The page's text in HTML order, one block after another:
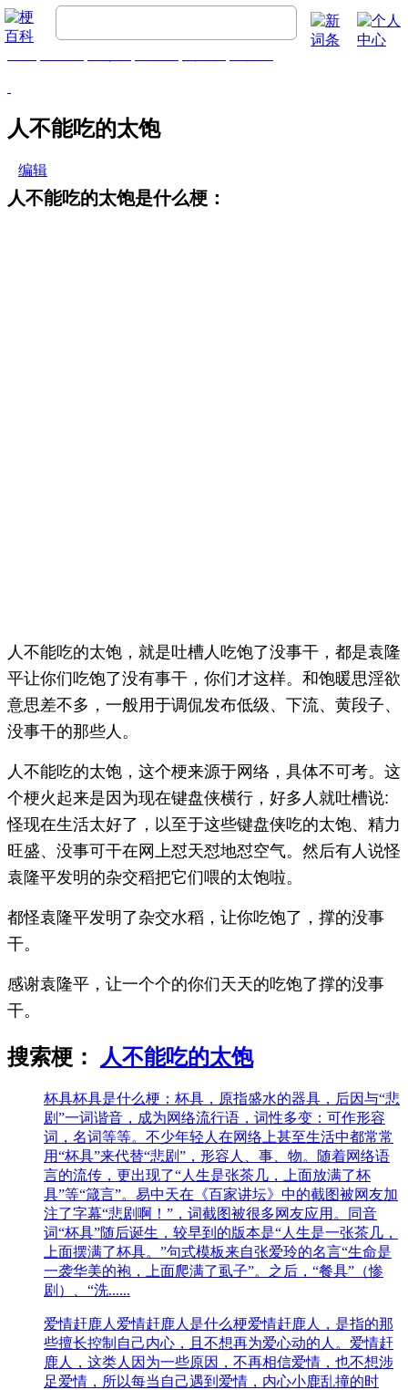
人不能吃的太饱
编辑
人不能吃的太饱是什么梗：
人不能吃的太饱，就是吐槽人吃饱了没事干，都是袁隆
平让你们吃饱了没有事干，你们才这样。和饱暖思淫欲
意思差不多，一般用于调侃发布低级、下流、黄段子、
没事干的那些人。
人不能吃的太饱，这个梗来源于网络，具体不可考。这
个梗火起来是因为现在键盘侠横行，好多人就吐槽说:
怪现在生活太好了，以至于这些键盘侠吃的太饱、精力
旺盛、没事可干在网上怼天怼地怼空气。然后有人说怪
袁隆平发明的杂交稻把它们喂的太饱啦。
都怪袁隆平发明了杂交水稻，让你吃饱了，撑的没事
干。
感谢袁隆平，让一个个的你们天天的吃饱了撑的没事
干。
搜索梗： 人不能吃的太饱
杯具杯具是什么梗：杯具，原指盛水的器具，后因与“悲
剧”一词谐音，成为网络流行语，词性多变：可作形容
词，名词等等。不少年轻人在网络上甚至生活中都常常
用“杯具”来代替“悲剧”，形容人、事、物。随着网络语
言的流传，更出现了“人生是张茶几，上面放满了杯
具”等“箴言”。易中天在《百家讲坛》中的截图被网友加
注了字幕“悲剧啊！”，词截图被很多网友应用。同音
词“杯具”随后诞生，较早到的版本是“人生是一张茶几，
上面摆满了杯具。”句式模板来自张爱玲的名言“生命是
一袭华美的袍，上面爬满了虱子”。之后，“餐具”（惨
剧）、“洗......
爱情赶鹿人 爱情赶鹿人是什么梗爱情赶鹿人，​是指的那
些擅长控制自己内心，且不想再为爱心动的人。爱情赶
鹿人，这类人因为一些原因，不再相信爱情，也不想涉
足爱情，所以每当自己遇到爱情，内心小鹿乱撞的时